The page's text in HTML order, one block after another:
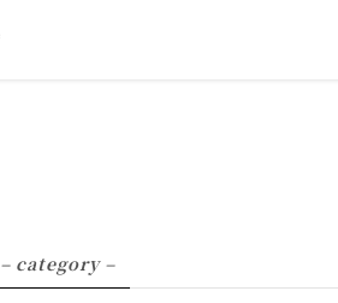
– category –